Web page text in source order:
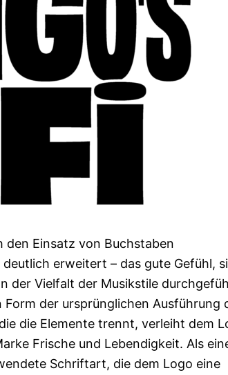
den Einsatz von Buchstaben
erweitert – das gute Gefühl,
der Vielfalt der Musikstile
der ursprünglichen Ausführung
die Elemente trennt, verleiht dem
Frische und Lebendigkeit. Als
Schriftart, die dem Logo eine